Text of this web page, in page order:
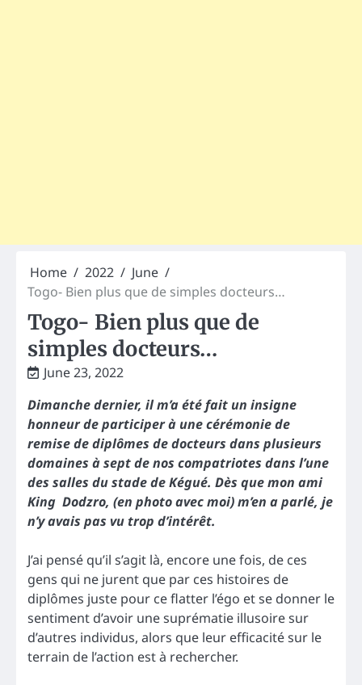
Home 2022
June
Togo- Bien plus que de simples docteurs…
Togo- Bien plus que de
simples docteurs…
June 23, 2022
Dimanche dernier, il m’a été fait un insigne
honneur de participer à une cérémonie de
remise de diplômes de docteurs dans plusieurs
domaines à sept de nos compatriotes dans l’une
des salles du stade de Kégué. Dès que mon ami
King Dodzro, (en photo avec moi) m’en a parlé, je
n’y avais pas vu trop d’intérêt.
J’ai pensé qu’il s’agit là, encore une fois, de ces
gens qui ne jurent que par ces histoires de
diplômes juste pour ce flatter l’égo et se donner le
sentiment d’avoir une suprématie illusoire sur
d’autres individus, alors que leur efficacité sur le
terrain de l’action est à rechercher.